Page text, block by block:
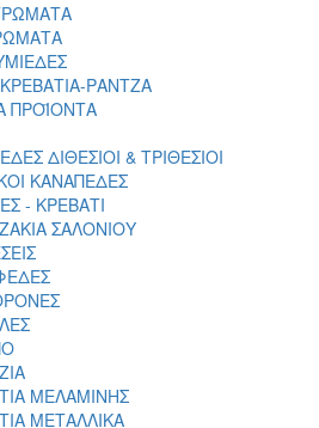
ΡΑΝΤΖΑ
ΠΡΟΪΟΝΤΑ
ΔΙΘΕΣΙΟΙ & ΤΡΙΘΕΣΙΟΙ
ΚΑΝΑΠΕΔΕΣ
- ΚΡΕΒΑΤΙ
ΣΑΛΟΝΙΟΥ
ΜΕΛΑΜΙΝΗΣ
ΜΕΤΑΛΛΙΚΑ